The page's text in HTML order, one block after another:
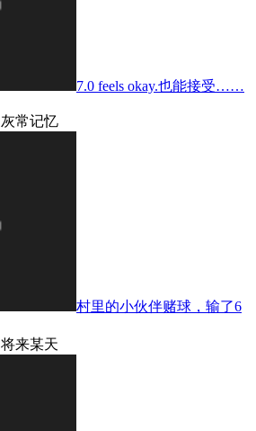
7.0 feels okay.也能接受……
灰常记忆
村里的小伙伴赌球，输了6
将来某天